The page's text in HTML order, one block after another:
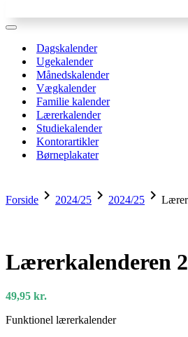
Navigation
Dagskalender
Ugekalender
Månedskalender
Vægkalender
Familie kalender
Lærerkalender
Studiekalender
Kontorartikler
Børneplakater
Forside chevron_right 2024/25 chevron_right 2024/25 chevron_right
Lærerkalenderen
49,95 kr.
Funktionel lærerkalender